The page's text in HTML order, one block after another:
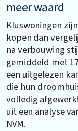
meer waard
Kluswoningen
kopen dan
na verbouwing
gemiddeld met
een uitgelezen
die hun
volledig
uit een analyse
NVM.